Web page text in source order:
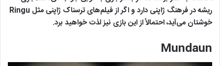
ریشه در فرهنگ ژاپنی دارد و اگر از فیلم‌های ترسناک ژاپنی مثل Ringu
خوشتان می‌آید، احتمالاً از این بازی نیز لذت خواهید برد.
Mundaun